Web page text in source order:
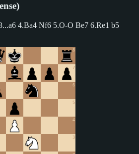
4.Ba4 Nf6 5.O-O Be7 6.Re1 b5